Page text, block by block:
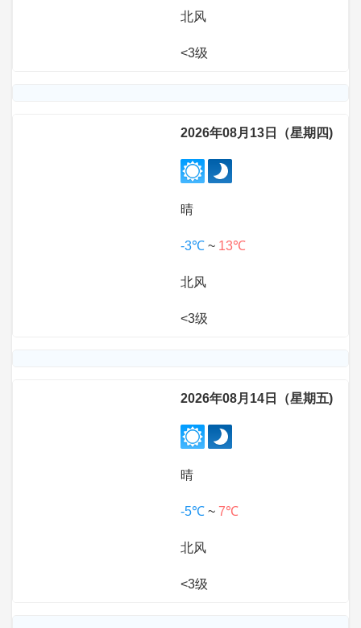
北风
<3级
2026年08月13日（星期四)
晴
-3℃ ~ 13℃
北风
<3级
2026年08月14日（星期五)
晴
-5℃ ~ 7℃
北风
<3级